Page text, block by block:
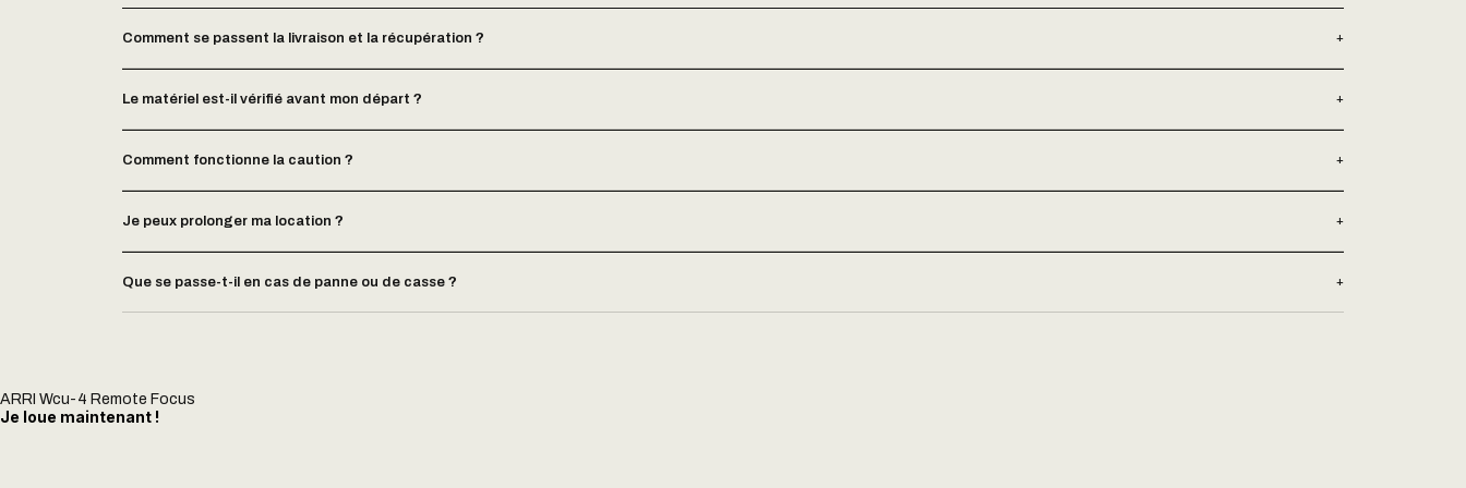
Comment se passent la livraison et la récupération ? +
Le matériel est-il vérifié avant mon départ ? +
Comment fonctionne la caution ? +
Je peux prolonger ma location ? +
Que se passe-t-il en cas de panne ou de casse ? +
ARRI Wcu-4 Remote Focus
Je loue maintenant !